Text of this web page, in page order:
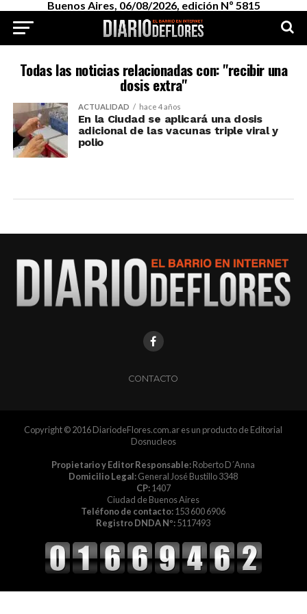
Buenos Aires, 06/08/2026, edición Nº 5815
Todas las noticias relacionadas con: "recibir una
dosis extra"
ACTUALIDAD hace 4 años
En la Ciudad se aplicará una dosis
adicional de las vacunas triple viral y
polio
CONTACTO
Copyright © 2016 DiariodeFlores.com.ar es un producto de Editorial
Dosnucleos
Propietario y Editor Responsable:Roberto D´Anna
Domicilio Legal:General José Bustillo 3348
CP:1407
Ciudad de Buenos Aires
Teléfono de contacto:153 600 6906
Registro DNDA Nº:5117493